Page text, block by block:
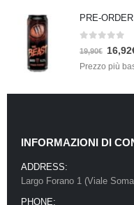
Su 5
19,90€ 16,92
Prezzo più
INFORMAZIONI DI
ADDRESS:
Largo Forano 1 (Viale
PHONE: